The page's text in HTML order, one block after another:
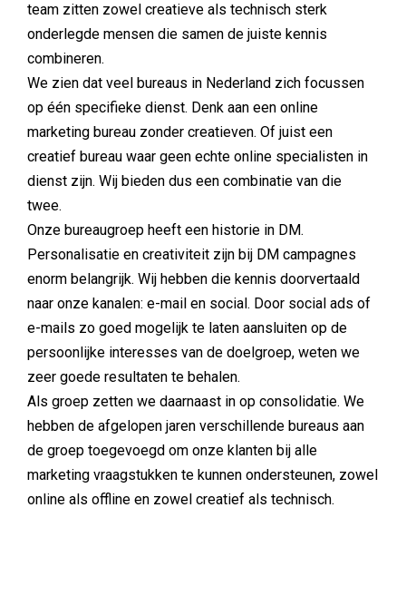
team zitten zowel creatieve als technisch sterk
onderlegde mensen die samen de juiste kennis
combineren.
We zien dat veel bureaus in Nederland zich focussen
op één specifieke dienst. Denk aan een online
marketing bureau zonder creatieven. Of juist een
creatief bureau waar geen echte online specialisten in
dienst zijn. Wij bieden dus een combinatie van die
twee.
Onze bureaugroep heeft een historie in DM.
Personalisatie en creativiteit zijn bij DM campagnes
enorm belangrijk. Wij hebben die kennis doorvertaald
naar onze kanalen: e-mail en social. Door social ads of
e-mails zo goed mogelijk te laten aansluiten op de
persoonlijke interesses van de doelgroep, weten we
zeer goede resultaten te behalen.
Als groep zetten we daarnaast in op consolidatie. We
hebben de afgelopen jaren verschillende bureaus aan
de groep toegevoegd om onze klanten bij alle
marketing vraagstukken te kunnen ondersteunen, zowel
online als offline en zowel creatief als technisch.